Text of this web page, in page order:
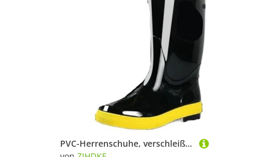
PVC-Herrenschuhe, verschleißfest, wasserdicht und rutschfest, Regenstiefel for Herren, Teenager, Garten, Gummi, niedriger Absatz Für Industrie Handwerk(40)